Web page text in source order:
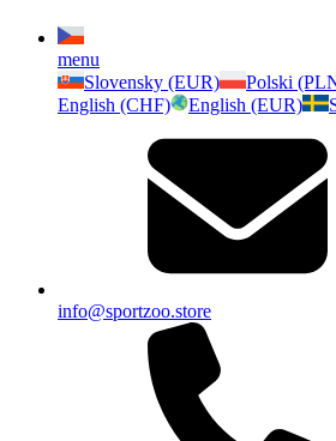
menu
Slovensky (EUR)
Polski
English (CHF)
English (EUR)
info@sportzoo.store